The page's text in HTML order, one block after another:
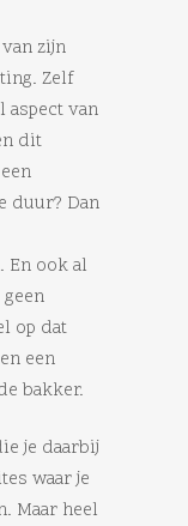
zijn
Zelf
aspect van
dit
duur? Dan
En ook al
op dat
een
bakker.
je daarbij
waar je
Maar heel